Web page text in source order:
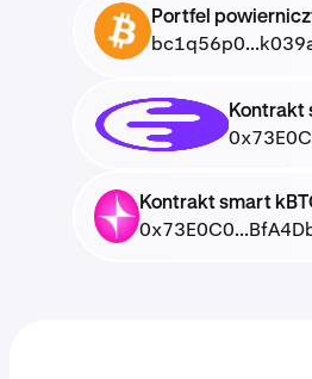
BTC
Portfel
Kontrakt
Kontrakt smart